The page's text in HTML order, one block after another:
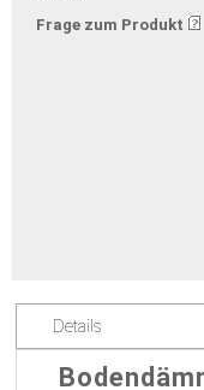
Frage zum Produkt
Details